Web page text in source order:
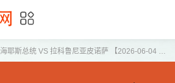
海耶斯总统 VS 拉科鲁尼亚皮诺萨 【2026-06-04 02:30:00】